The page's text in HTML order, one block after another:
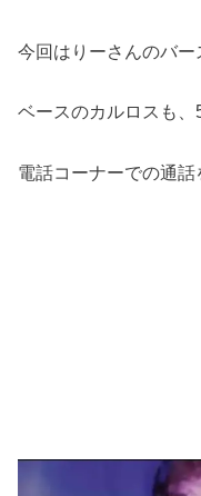
今回はりーさんのバー
ベースのカルロスも
電話コーナーでの通